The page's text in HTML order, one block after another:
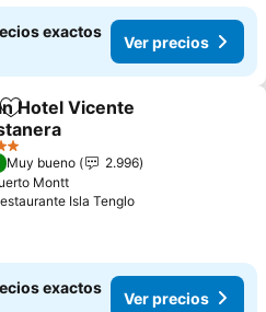
exactos
Ver precios
Agregar a favoritos
Hotel Vicente
Muy bueno
2.996
Montt
Isla Tenglo
exactos
Ver precios